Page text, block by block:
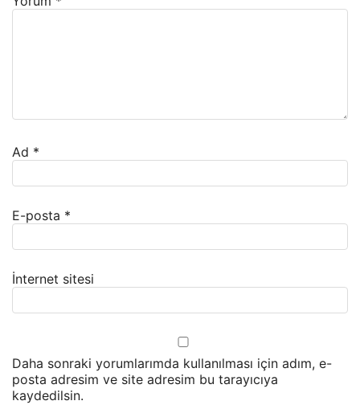
Ad *
E-posta *
İnternet sitesi
Daha sonraki yorumlarımda kullanılması için adım, e-
posta adresim ve site adresim bu tarayıcıya
kaydedilsin.